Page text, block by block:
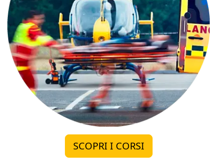
SCOPRI I CORSI